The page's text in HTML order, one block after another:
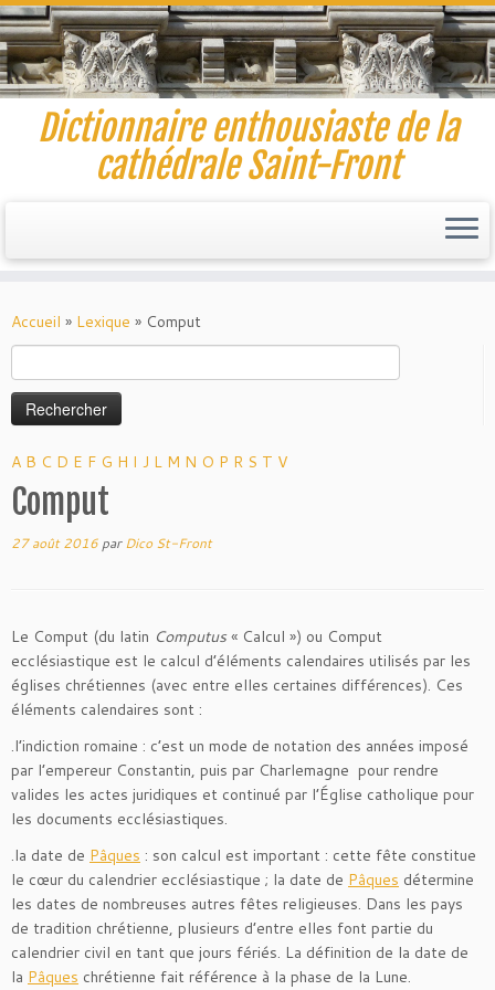
to
content
Dictionnaire enthousiaste de la
cathédrale Saint-Front
Accueil » Lexique » Comput
A B C D E F G H I J L M N O P R S T V
Comput
27 août 2016 parDico St-Front
Le Comput (du latin Computus« Calcul ») ou Comput
ecclésiastique est le calcul d’éléments calendaires utilisés par les
églises chrétiennes (avec entre elles certaines différences). Ces
éléments calendaires sont :
.l’indiction romaine : c’est un mode de notation des années imposé
par l’empereur Constantin, puis par Charlemagne pour rendre
valides les actes juridiques et continué par l’Église catholique pour
les documents ecclésiastiques.
.la date de Pâques : son calcul est important : cette fête constitue
le cœur du calendrier ecclésiastique ; la date de Pâques détermine
les dates de nombreuses autres fêtes religieuses. Dans les pays
de tradition chrétienne, plusieurs d’entre elles font partie du
calendrier civil en tant que jours fériés. La définition de la date de
la Pâques chrétienne fait référence à la phase de la Lune.